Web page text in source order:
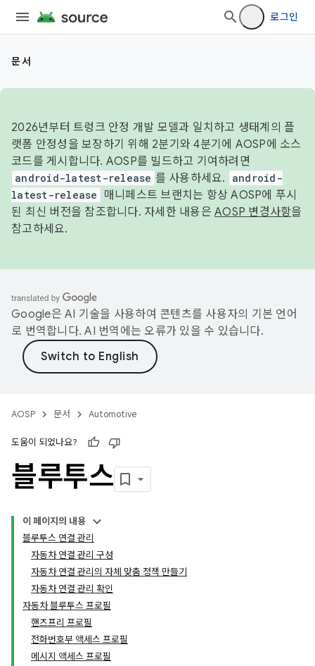
로그인
문서
2026년부터 트렁크 안정 개발 모델과 일치하고 생태계의 플
랫폼 안정성을 보장하기 위해 2분기와 4분기에 AOSP에 소스
코드를 게시합니다. AOSP를 빌드하고 기여하려면
android-latest-release 를 사용하세요.
android-
latest-release
매니페스트 브랜치는 항상 AOSP에 푸시
된 최신 버전을 참조합니다. 자세한 내용은 AOSP 변경사항을
참고하세요.
Google은 AI 기술을 사용하여 콘텐츠를 사용자의 기본 언어
로 번역합니다. AI 번역에는 오류가 있을 수 있습니다.
AOSP 문서 Automotive
도움이 되었나요?
블루투스
이 페이지의 내용
블루투스 연결 관리
자동차 연결 관리 구성
자동차 연결 관리의 자체 맞춤 정책 만들기
자동차 연결 관리 확인
자동차 블루투스 프로필
핸즈프리 프로필
전화번호부 액세스 프로필
메시지 액세스 프로필